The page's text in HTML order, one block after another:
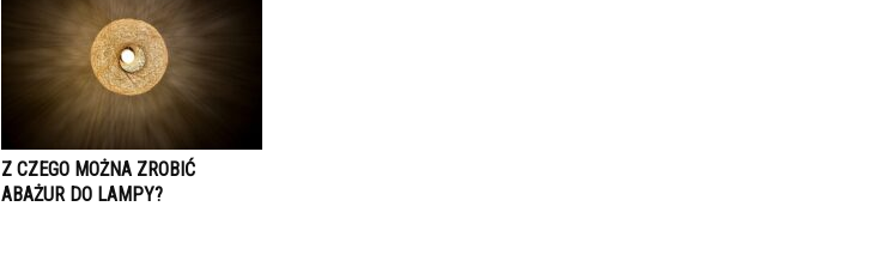
Z CZEGO MOŻNA ZROBIĆ
ABAŻUR DO LAMPY?